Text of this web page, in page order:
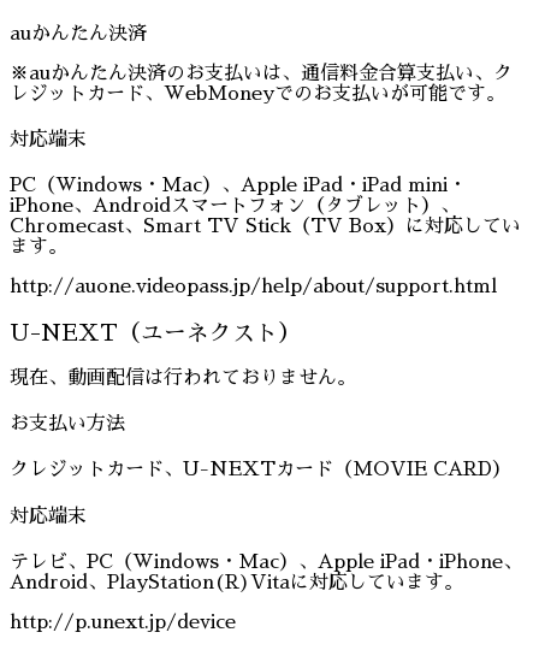
auかんたん決済
※auかんたん決済のお支払いは、通信料金合算支払い、ク
レジットカード、WebMoneyでのお支払いが可能です。
対応端末
PC（Windows・Mac）、Apple iPad・iPad mini・
iPhone、Androidスマートフォン（タブレット）、
Chromecast、Smart TV Stick（TV Box）に対応してい
ます。
http://auone.videopass.jp/help/about/support.html
U-NEXT（ユーネクスト）
現在、動画配信は行われておりません。
お支払い方法
クレジットカード、U-NEXTカード（MOVIE CARD）
対応端末
テレビ、PC（Windows・Mac）、Apple iPad・iPhone、
Android、PlayStation(R)Vitaに対応しています。
http://p.unext.jp/device